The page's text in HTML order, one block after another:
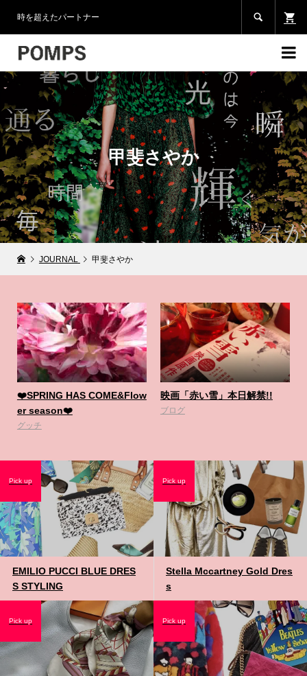
時を超えたパートナー 

甲斐さやか
JOURNAL 甲斐さやか
❤️SPRING HAS COME&Flow
er season❤️
グッチ
映画「赤い雪」本日解禁!!
ブログ
EMILIO PUCCI BLUE DRES
S STYLING
Pick up
Stella Mccartney Gold Dres
s
Pick up
Pick up Pick up